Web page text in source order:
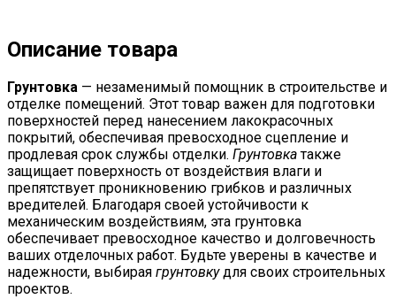
Описание товара
Грунтовка — незаменимый помощник в строительстве и
отделке помещений. Этот товар важен для подготовки
поверхностей перед нанесением лакокрасочных
покрытий, обеспечивая превосходное сцепление и
продлевая срок службы отделки. Грунтовкатакже
защищает поверхность от воздействия влаги и
препятствует проникновению грибков и различных
вредителей. Благодаря своей устойчивости к
механическим воздействиям, эта грунтовка
обеспечивает превосходное качество и долговечность
ваших отделочных работ. Будьте уверены в качестве и
надежности, выбирая грунтовкудля своих строительных
проектов.